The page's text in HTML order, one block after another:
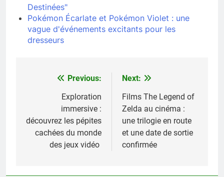
Destinées"
Pokémon Écarlate et Pokémon Violet : une
vague d'événements excitants pour les
dresseurs
Navigation
l’article
Previous:
Exploration
immersive :
découvrez les pépites
cachées du monde
des jeux vidéo
Next:
Films The Legend of
Zelda au cinéma :
une trilogie en route
et une date de sortie
confirmée